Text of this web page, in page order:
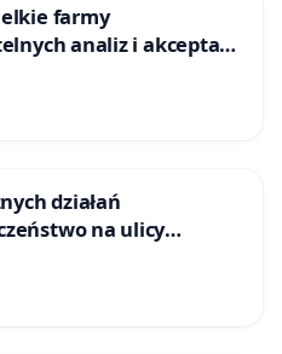
farmy
analiz i akceptacji
działań
na ulicy